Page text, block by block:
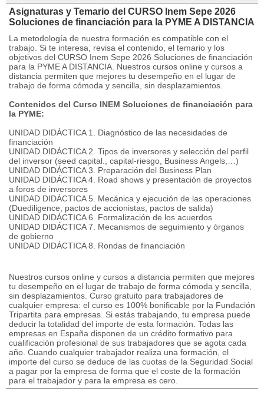
Asignaturas y Temario del CURSO Inem Sepe 2026
Soluciones de financiación para la PYME A DISTANCIA
La metodología de nuestra formación es compatible con el
trabajo. Si te interesa, revisa el contenido, el temario y los
objetivos del CURSO Inem Sepe 2026 Soluciones de financiación
para la PYME A DISTANCIA. Nuestros cursos online y cursos a
distancia permiten que mejores tu desempeño en el lugar de
trabajo de forma cómoda y sencilla, sin desplazamientos.
Contenidos del Curso INEM Soluciones de financiación para
la PYME:
UNIDAD DIDÁCTICA 1. Diagnóstico de las necesidades de
financiación
UNIDAD DIDÁCTICA 2. Tipos de inversores y selección del perfil
del inversor (seed capital., capital-riesgo, Business Angels,…)
UNIDAD DIDÁCTICA 3. Preparación del Business Plan
UNIDAD DIDÁCTICA 4. Road shows y presentación de proyectos
a foros de inversores
UNIDAD DIDÁCTICA 5. Mecánica y ejecución de las operaciones
(Duediligence, pactos de accionistas, pactos de salida)
UNIDAD DIDÁCTICA 6. Formalización de los acuerdos
UNIDAD DIDÁCTICA 7. Mecanismos de seguimiento y órganos
de gobierno
UNIDAD DIDÁCTICA 8. Rondas de financiación
Nuestros cursos online y cursos a distancia permiten que mejores
tu desempeño en el lugar de trabajo de forma cómoda y sencilla,
sin desplazamientos. Curso gratuito para trabajadores de
cualquier empresa: el curso es 100% bonificable por la Fundación
Tripartita para empresas. Si estás trabajando, tu empresa puede
deducir la totalidad del importe de esta formación. Todas las
empresas en España disponen de un crédito formativo para
cualificación profesional de sus trabajadores que se agota cada
año. Cuando cualquier trabajador realiza una formación, el
importe del curso se deduce de las cuotas de la Seguridad Social
a pagar por la empresa de forma que el coste de la formación
para el trabajador y para la empresa es cero.